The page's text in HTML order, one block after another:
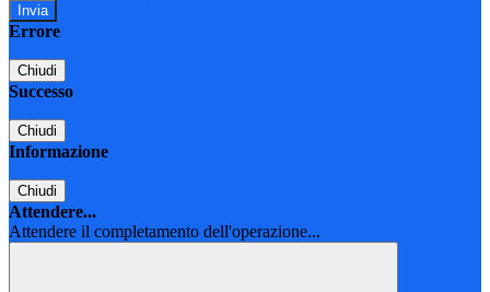
Errore
Chiudi
Successo
Chiudi
Informazione
Chiudi
Attendere...
Attendere il completamento dell'operazione...